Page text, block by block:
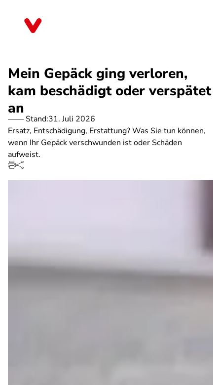
Mein Gepäck ging verloren,
kam beschädigt oder verspätet
an
Stand:31. Juli 2026
Ersatz, Entschädigung, Erstattung? Was Sie tun können,
wenn Ihr Gepäck verschwunden ist oder Schäden
aufweist.